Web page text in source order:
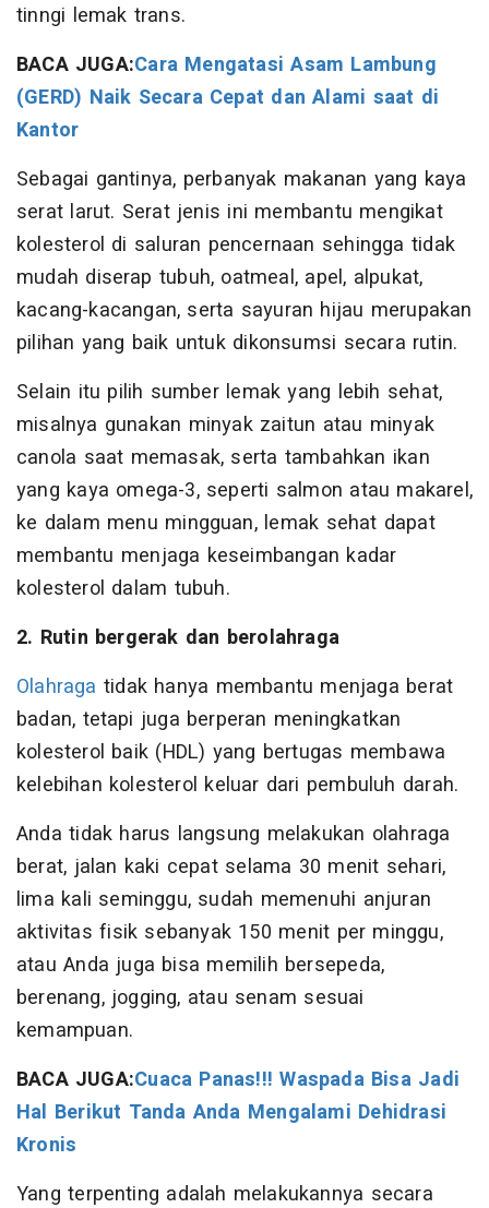
tinngi lemak trans.
BACA JUGA:Cara Mengatasi Asam Lambung
(GERD) Naik Secara Cepat dan Alami saat di
Kantor
Sebagai gantinya, perbanyak makanan yang kaya
serat larut. Serat jenis ini membantu mengikat
kolesterol di saluran pencernaan sehingga tidak
mudah diserap tubuh, oatmeal, apel, alpukat,
kacang-kacangan, serta sayuran hijau merupakan
pilihan yang baik untuk dikonsumsi secara rutin.
Selain itu pilih sumber lemak yang lebih sehat,
misalnya gunakan minyak zaitun atau minyak
canola saat memasak, serta tambahkan ikan
yang kaya omega-3, seperti salmon atau makarel,
ke dalam menu mingguan, lemak sehat dapat
membantu menjaga keseimbangan kadar
kolesterol dalam tubuh.
2. Rutin bergerak dan berolahraga
Olahraga tidak hanya membantu menjaga berat
badan, tetapi juga berperan meningkatkan
kolesterol baik (HDL) yang bertugas membawa
kelebihan kolesterol keluar dari pembuluh darah.
Anda tidak harus langsung melakukan olahraga
berat, jalan kaki cepat selama 30 menit sehari,
lima kali seminggu, sudah memenuhi anjuran
aktivitas fisik sebanyak 150 menit per minggu,
atau Anda juga bisa memilih bersepeda,
berenang, jogging, atau senam sesuai
kemampuan.
BACA JUGA:Cuaca Panas!!! Waspada Bisa Jadi
Hal Berikut Tanda Anda Mengalami Dehidrasi
Kronis
Yang terpenting adalah melakukannya secara